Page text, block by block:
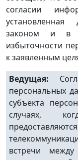
согласии
законом и в
избыточности
к заявленным
Ведущая:
персональных
субъекта
случаях,
встречи